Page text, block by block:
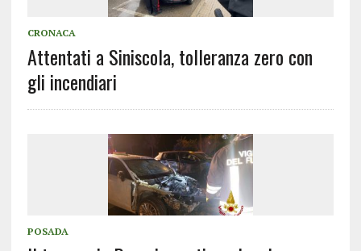
CRONACA
Attentati a Siniscola, tolleranza zero con
gli incendiari
POSADA